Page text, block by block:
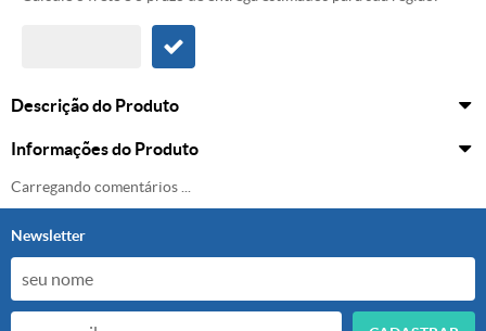
Descrição do Produto
Informações do Produto
Carregando comentários ...
Newsletter